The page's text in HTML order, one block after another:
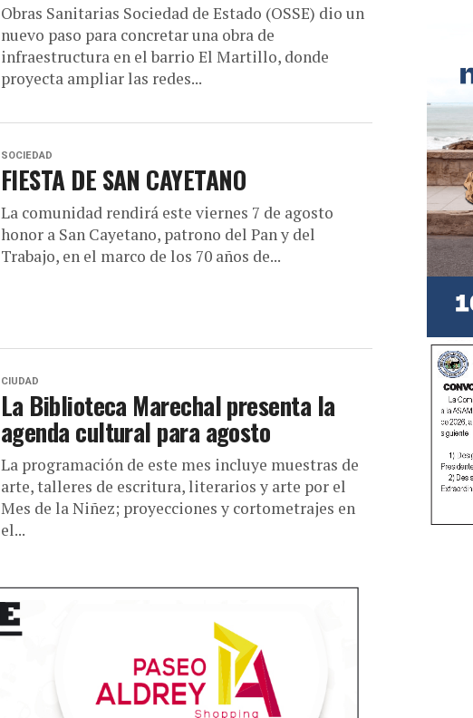
Obras Sanitarias Sociedad de Estado (OSSE) dio un
nuevo paso para concretar una obra de
infraestructura en el barrio El Martillo, donde
proyecta ampliar las redes...
SOCIEDAD
FIESTA DE SAN CAYETANO
La comunidad rendirá este viernes 7 de agosto
honor a San Cayetano, patrono del Pan y del
Trabajo, en el marco de los 70 años de...
CIUDAD
La Biblioteca Marechal presenta la
agenda cultural para agosto
La programación de este mes incluye muestras de
arte, talleres de escritura, literarios y arte por el
Mes de la Niñez; proyecciones y cortometrajes en
el...